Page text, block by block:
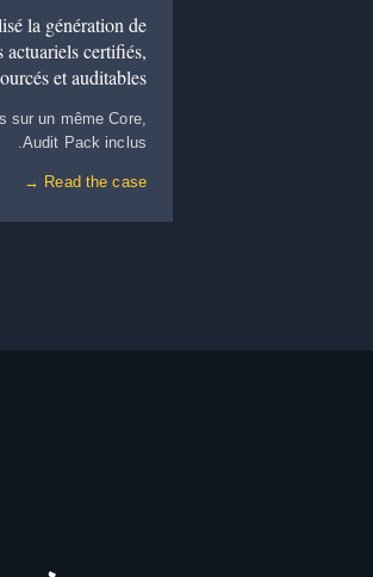
la génération de
actuariels certifiés,
et auditables.
sur un même Core,
Audit Pack inclus.
Read the case →